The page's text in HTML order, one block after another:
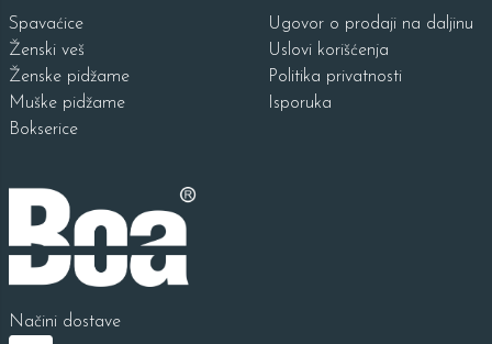
Spavaćice
Ženski veš
Ženske pidžame
Muške pidžame
Bokserice
Ugovor o prodaji na daljinu
Uslovi korišćenja
Politika privatnosti
Isporuka
Načini dostave